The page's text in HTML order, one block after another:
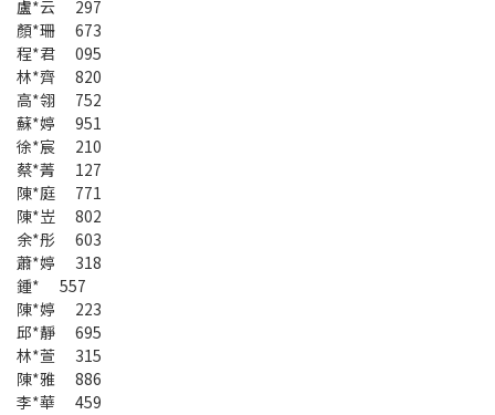
盧*云 297
顏*珊 673
程*君 095
林*齊 820
高*翎 752
蘇*婷 951
徐*宸 210
蔡*菁 127
陳*庭 771
陳*岦 802
余*彤 603
蕭*婷 318
鍾* 557
陳*婷 223
邱*靜 695
林*萱 315
陳*雅 886
李*華 459